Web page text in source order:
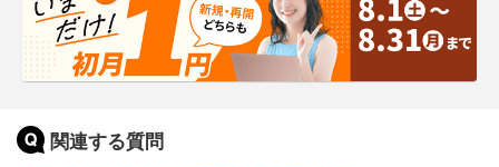
関連する質問